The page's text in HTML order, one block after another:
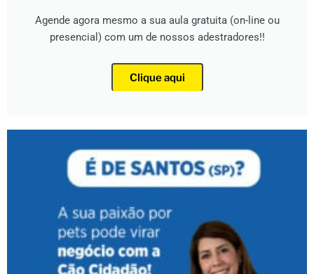
Agende agora mesmo a sua aula gratuita (on-line ou
presencial) com um de nossos adestradores!!
Clique aqui